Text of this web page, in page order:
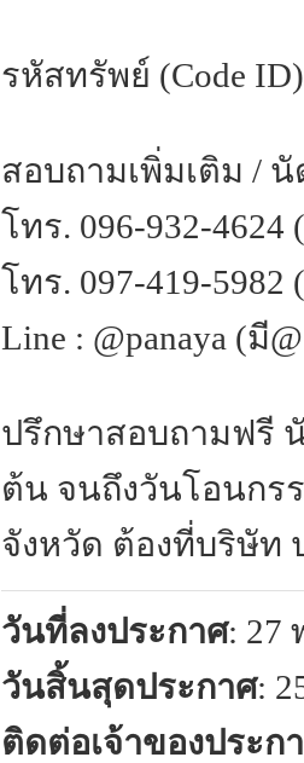
รหัสทรัพย์ (Code
สอบถามเพิ่มเติม /
โทร. 096-932-
โทร. 097-419-5982
Line : @panaya (มี
ปรึกษาสอบถามฟรี
ต้น จนถึงวันโอนกร
จังหวัด ต้องที่บริษัท
วันที่ลงประกาศ: 27
วันสิ้นสุดประกาศ:
ติดต่อเจ้าของประก